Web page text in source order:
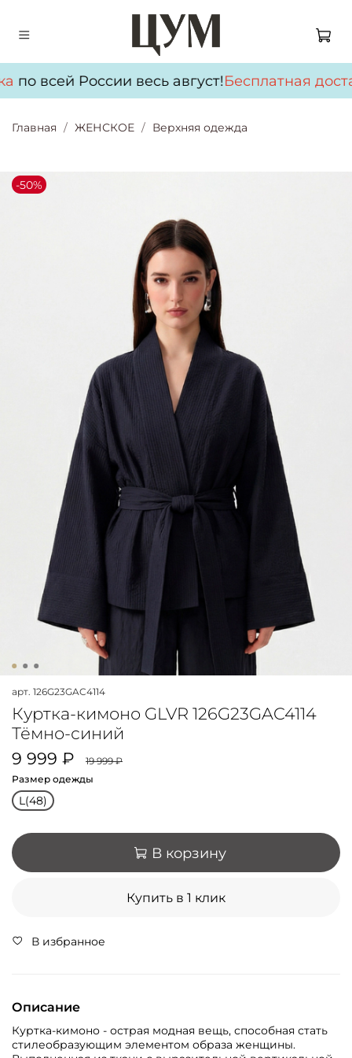
по всей России весь август!Бесплатная
Главная ЖЕНСКОЕ Верхняя одежда
-50%
арт. 126G23GAC4114
Куртка-кимоно GLVR 126G23GAC4114
Тёмно-синий
9 999 ₽
19 999 ₽
Размер одежды
L(48)
В корзину
Купить в 1 клик
В избранное
Описание
Куртка-кимоно - острая модная вещь, способная стать
стилеобразующим элементом образа женщины.